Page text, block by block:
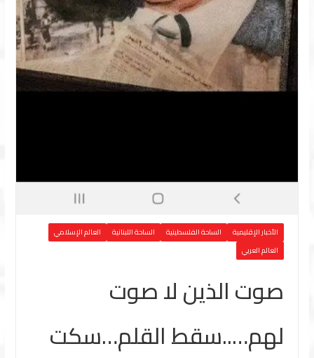
الأخبار الإقليمية الساحة الفلسطينية الساحة اللبنانية
العالم الإسلامي
العالم العربي
صوت الذين لا صوت
لهم…..سقط القلم…سكت